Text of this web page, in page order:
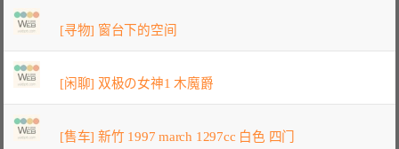
[寻物] 窗台下的空间
[闲聊] 双极の女神1 木魔爵
[售车] 新竹 1997 march 1297cc 白色 四门